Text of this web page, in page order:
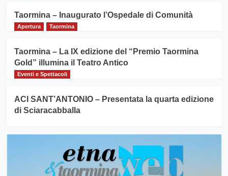
Taormina – Inaugurato l’Ospedale di Comunità
Apertura Taormina
Taormina – La IX edizione del “Premio Taormina
Gold” illumina il Teatro Antico
Eventi e Spettacoli
ACI SANT’ANTONIO – Presentata la quarta edizione
di Sciaracabballa